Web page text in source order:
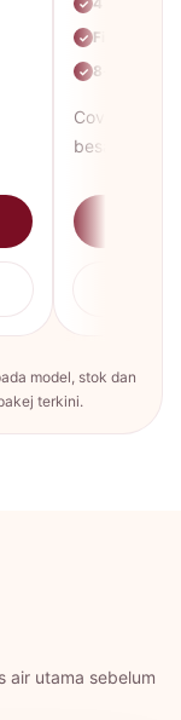
✓
✓ Fine Dust &
✓ 8-color air
Coverage
besar.
model, stok dan
terkini.
air utama sebelum